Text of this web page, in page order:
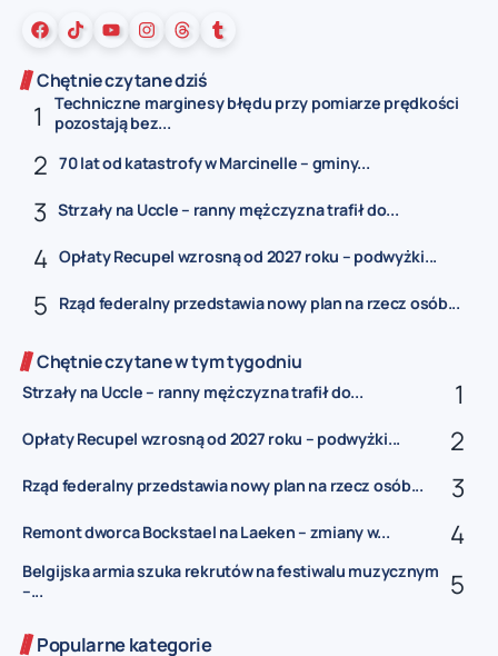
Chętnie czytane dziś
Techniczne marginesy błędu przy pomiarze prędkości
pozostają bez...
70 lat od katastrofy w Marcinelle – gminy...
Strzały na Uccle – ranny mężczyzna trafił do...
Opłaty Recupel wzrosną od 2027 roku – podwyżki...
Rząd federalny przedstawia nowy plan na rzecz osób...
Chętnie czytane w tym tygodniu
Strzały na Uccle – ranny mężczyzna trafił do...
Opłaty Recupel wzrosną od 2027 roku – podwyżki...
Rząd federalny przedstawia nowy plan na rzecz osób...
Remont dworca Bockstael na Laeken – zmiany w...
Belgijska armia szuka rekrutów na festiwalu muzycznym
–...
Popularne kategorie